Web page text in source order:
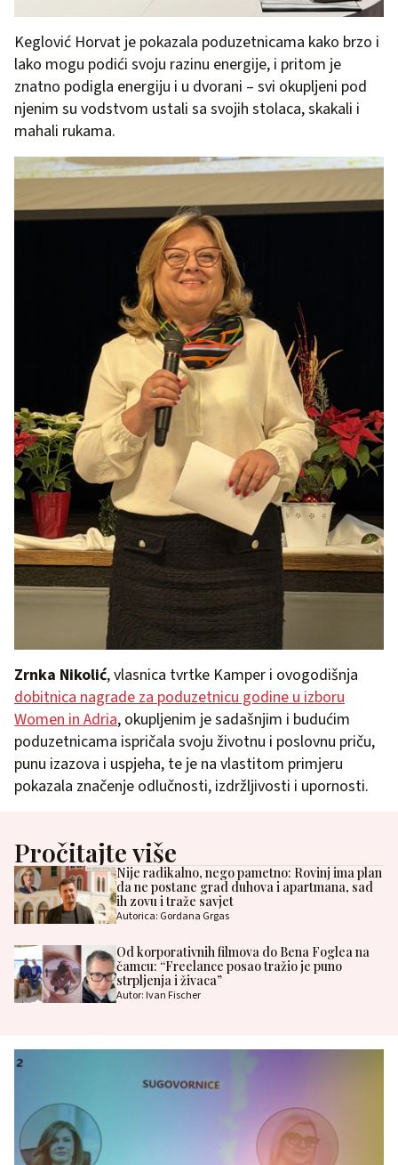
Keglović Horvat je pokazala poduzetnicama kako brzo i
lako mogu podići svoju razinu energije, i pritom je
znatno podigla energiju i u dvorani – svi okupljeni pod
njenim su vodstvom ustali sa svojih stolaca, skakali i
mahali rukama.
Zrnka Nikolić, vlasnica tvrtke Kamper i ovogodišnja
dobitnica nagrade za poduzetnicu godine u izboru
Women in Adria, okupljenim je sadašnjim i budućim
poduzetnicama ispričala svoju životnu i poslovnu priču,
punu izazova i uspjeha, te je na vlastitom primjeru
pokazala značenje odlučnosti, izdržljivosti i upornosti.
Pročitajte više
Nije radikalno, nego pametno: Rovinj ima plan
da ne postane grad duhova i apartmana, sad
ih zovu i traže savjet
Autorica: Gordana Grgas
Od korporativnih filmova do Bena Foglea na
čamcu: “Freelance posao tražio je puno
strpljenja i živaca”
Autor: Ivan Fischer